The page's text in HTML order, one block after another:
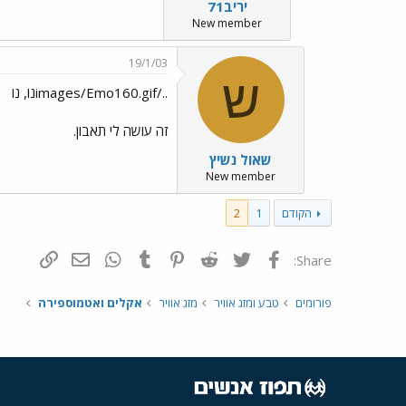
יריב71
New member
ש
שאול נשיץ
New member
19/1/03
../images/Emo160.gifנו, נו
זה עושה לי תאבון.
הקודם 1
2
Share: פייסבוק Twitter
Reddit
Pinterest
Tumblr
WhatsAppדואר אלקטרוני
פורומים טבע ומזג אוויר מזג אוויר אקלים ואטמוספירה